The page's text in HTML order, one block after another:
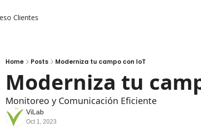
de Zonificación
Satelital de Cultivos
Clientes
Home Posts Moderniza tu campo con IoT
Moderniza tu
Monitoreo y Comunicación Eficiente
ViLab
Oct 1, 2023